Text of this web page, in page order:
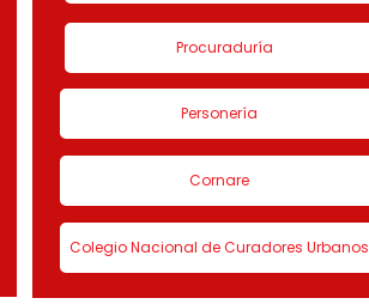
Procuraduría
Personería
Cornare
Colegio Nacional de Curadores Urbanos